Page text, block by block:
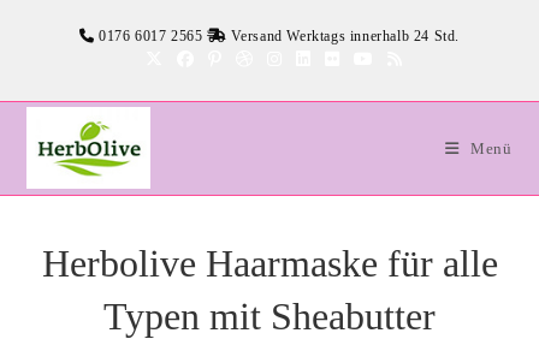
0176 6017 2565 Versand Werktags innerhalb 24 Std.
Menü
Herbolive Haarmaske für alle
Typen mit Sheabutter